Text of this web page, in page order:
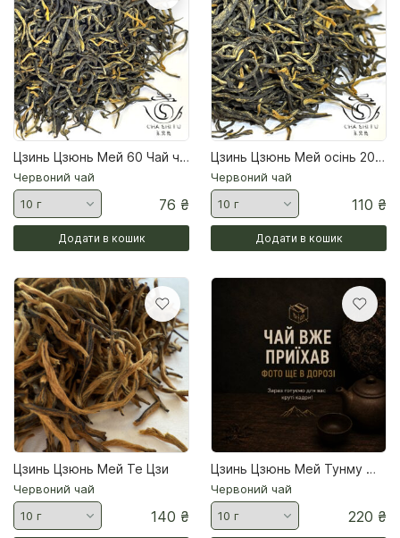
Цзинь Цзюнь Мей 60 Чай червоний
Червоний чай
76 ₴
Додати в кошик
Цзинь Цзюнь Мей осінь 2025 ВС Чай червоний
Червоний чай
110 ₴
Додати в кошик
Цзинь Цзюнь Мей Те Цзи
Червоний чай
140 ₴
Цзинь Цзюнь Мей Тунму — червоний чай із заповідника Уїшань
Червоний чай
220 ₴